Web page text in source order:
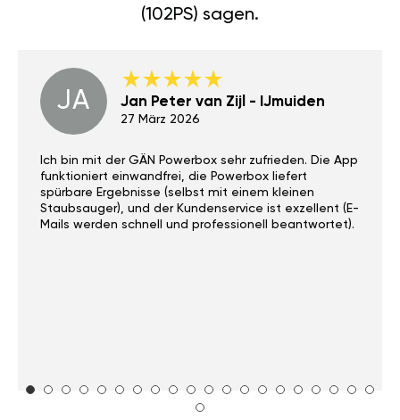
(102PS) sagen.
JA Jan Peter van Zijl - IJmuiden
27 März 2026
Ich bin mit der GÄN Powerbox sehr zufrieden. Die App
funktioniert einwandfrei, die Powerbox liefert
spürbare Ergebnisse (selbst mit einem kleinen
Staubsauger), und der Kundenservice ist exzellent (E-
Mails werden schnell und professionell beantwortet).